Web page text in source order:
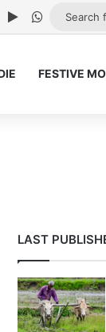
Google Play
WhatsApp
FESTIVE
LAST